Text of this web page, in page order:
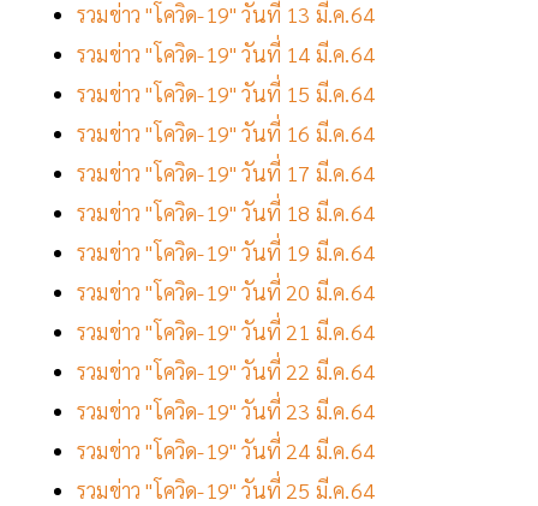
รวมข่าว "โควิด-19" วันที่ 13 มี.ค.64
รวมข่าว "โควิด-19" วันที่ 14 มี.ค.64
รวมข่าว "โควิด-19" วันที่ 15 มี.ค.64
รวมข่าว "โควิด-19" วันที่ 16 มี.ค.64
รวมข่าว "โควิด-19" วันที่ 17 มี.ค.64
รวมข่าว "โควิด-19" วันที่ 18 มี.ค.64
รวมข่าว "โควิด-19" วันที่ 19 มี.ค.64
รวมข่าว "โควิด-19" วันที่ 20 มี.ค.64
รวมข่าว "โควิด-19" วันที่ 21 มี.ค.64
รวมข่าว "โควิด-19" วันที่ 22 มี.ค.64
รวมข่าว "โควิด-19" วันที่ 23 มี.ค.64
รวมข่าว "โควิด-19" วันที่ 24 มี.ค.64
รวมข่าว "โควิด-19" วันที่ 25 มี.ค.64